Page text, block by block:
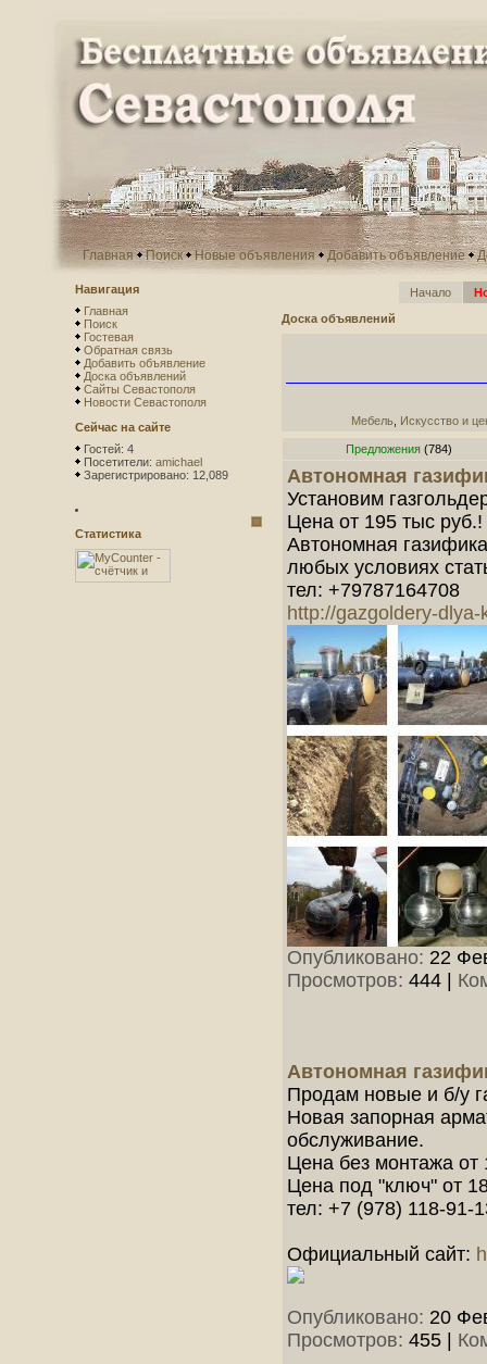
Главная Поиск Новые объявления Добавить объявление
Навигация
Главная
Поиск
Гостевая
Обратная связь
Добавить объявление
Доска объявлений
Сайты Севастополя
Новости Севастополя
Сейчас на сайте
Гостей: 4
Посетители: amichael
Зарегистрировано: 12,089
Статистика
Начало
Доска объявлений
Мебель Искусство и
Предложения (784)
Автономная
Установим
Цена от 195 тыс руб.!
Автономная
любых условиях
тел: +79787164708
http://gazgoldery-dlya-
Опубликовано: 22
Просмотров: 444
Автономная
Продам новые и б/у
Новая запорная
обслуживание.
Цена без монтажа от
Цена под "ключ" от
тел: +7 (978) 118-91-
Официальный сайт:
Опубликовано: 20
Просмотров: 455